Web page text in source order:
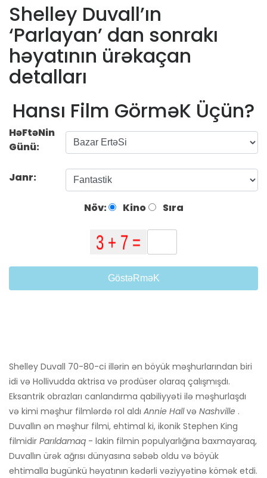
Shelley Duvall’ın
‘Parlayan’ dan sonrakı
həyatının ürəkaçan
detalları
Hansı Film GörməK Üçün?
HəFtəNin
Günü:
Janr:
Növ: Kino Sıra
GöstəRməK
Shelley Duvall 70-80-ci illərin ən böyük məşhurlarından biri
idi və Hollivudda aktrisa və prodüser olaraq çalışmışdı.
Eksantrik obrazları canlandırma qabiliyyəti ilə məşhurlaşdı
və kimi məşhur filmlərdə rol aldı Annie Hallvə Nashville .
Duvallın ən məşhur filmi, ehtimal ki, ikonik Stephen King
filmidir Parıldamaq - lakin filmin populyarlığına baxmayaraq,
Duvallın ürək ağrısı dünyasına səbəb oldu və böyük
ehtimalla bugünkü həyatının kədərli vəziyyətinə kömək etdi.